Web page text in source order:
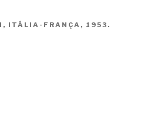
ITÁLIA-FRANÇA, 1953.